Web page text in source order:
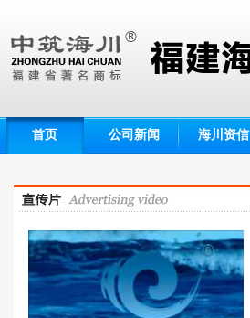
首页 公司新闻 海川资信